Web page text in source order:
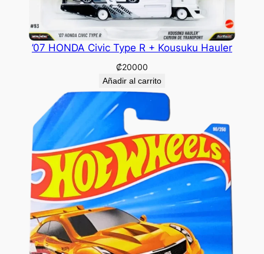
’07 HONDA Civic Type R + Kousuku Hauler
₡20000
Añadir al carrito